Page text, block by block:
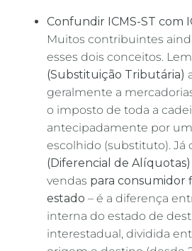
Confundir ICMS-ST com
Muitos contribuintes
esses dois conceitos.
(Substituição Tributária)
geralmente a
o imposto de toda a
antecipadamente por
escolhido (substituto). Já
(Diferencial de Alíquotas)
vendas para consumidor
estado – é a diferença
interna do estado de
interestadual, dividida